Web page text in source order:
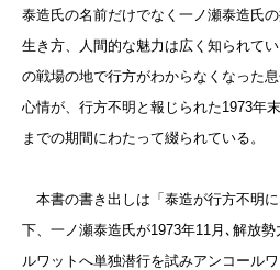
泰造氏の名前だけでなく一ノ瀬泰造氏
生き方、人間的な魅力は広く知られて
の戦場の地で行方がわからなくなった
心情が、行方不明と報じられた1973年
までの期間にわたって綴られている。
本書の書き出しは「泰造が行方不明
下、一ノ瀬泰造氏が1973年11月､解放
ルワットへ単独潜行を試みアンコール